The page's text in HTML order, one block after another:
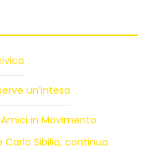
un’intesa
in Movimento
Carlo Sibilia, continua